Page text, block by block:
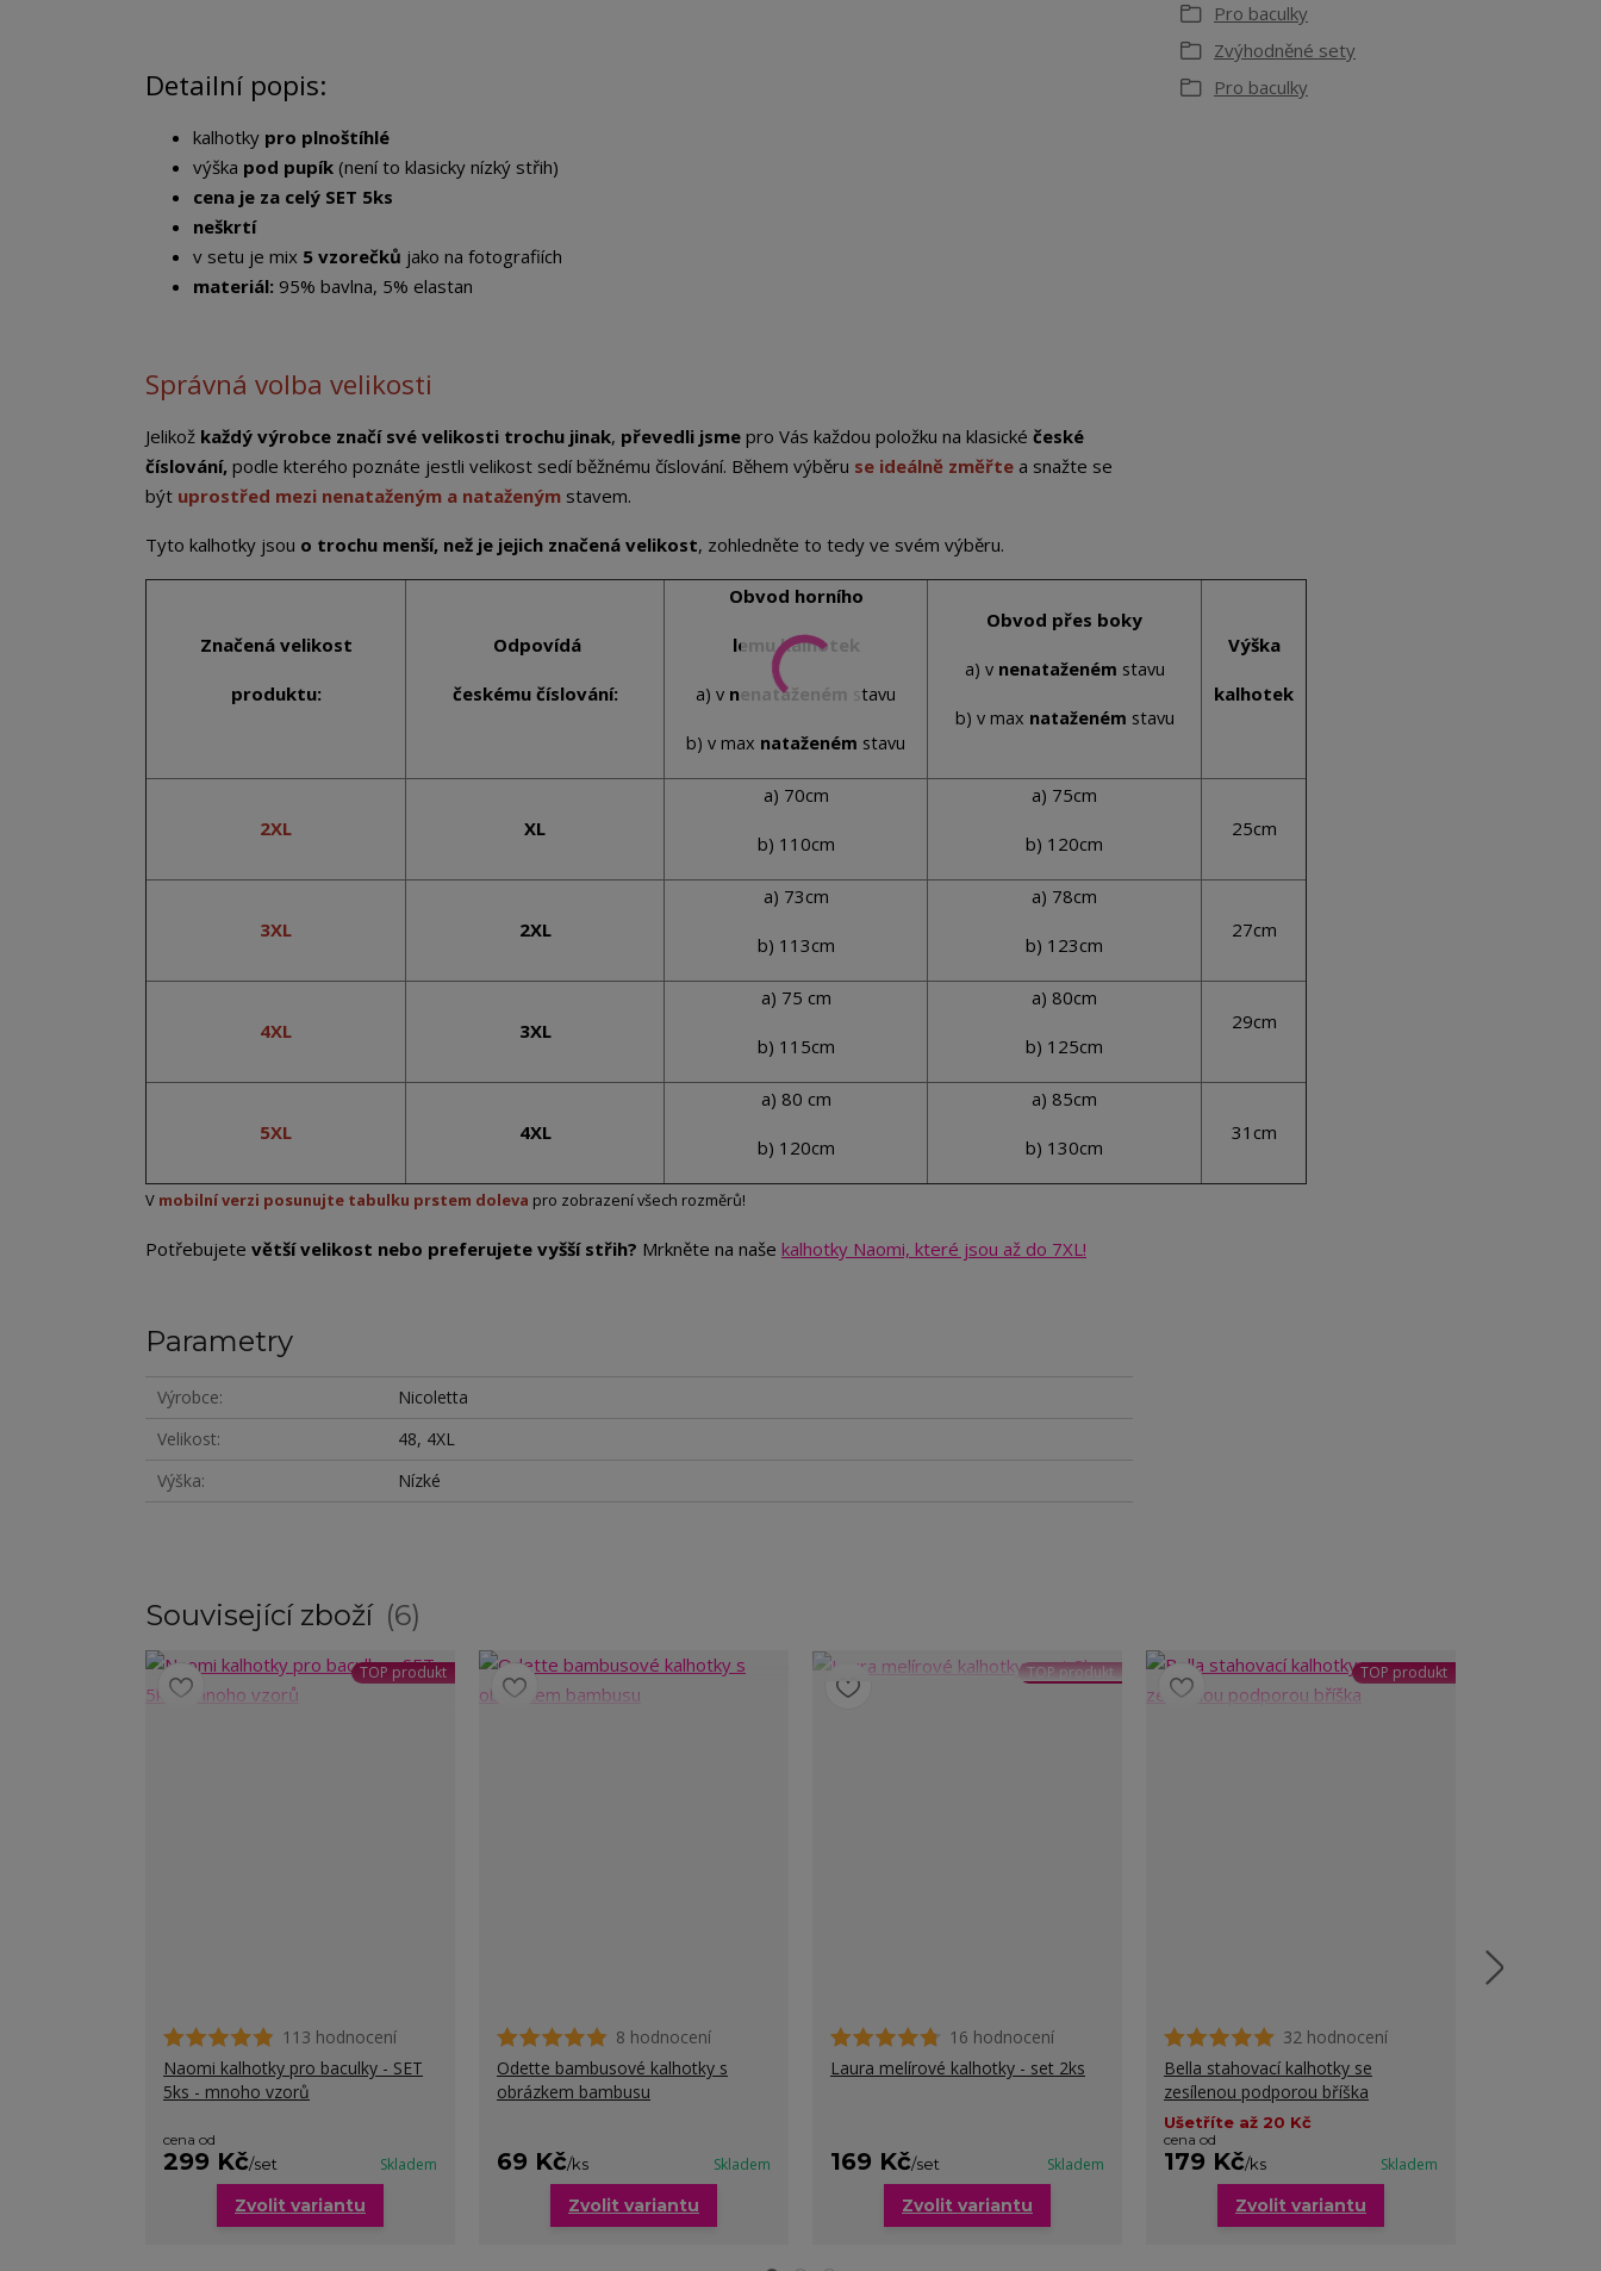
Detailní popis:
kalhotky pro plnoštíhlé
výška pod pupík (není to klasicky nízký střih)
cena je za celý SET 5ks
neškrtí
v setu je mix 5 vzorečků jako na fotografiích
materiál: 95% bavlna, 5% elastan
Správná volba velikosti
Jelikož každý výrobce značí své velikosti trochu jinak, převedli jsme pro Vás každou položku na klasické české
číslování, podle kterého poznáte jestli velikost sedí běžnému číslování. Během výběru se ideálně změřte a snažte se
být uprostřed mezi nenataženým a nataženým stavem.
Tyto kalhotky jsou o trochu menší, než je jejich značená velikost, zohledněte to tedy ve svém výběru.
Značená velikost
produktu:
Odpovídá
českému číslování:
Obvod horního
lemu kalhotek
a) v nenataženém stavu
b) v max nataženém stavu
Obvod přes boky
a) v nenataženém stavu
b) v max nataženém stavu
Výška
kalhotek
2XL XL
a) 70cm
b) 110cm
a) 75cm
b) 120cm
25cm
3XL 2XL
a) 73cm
b) 113cm
a) 78cm
b) 123cm
27cm
4XL 3XL
a) 75 cm
b) 115cm
a) 80cm
b) 125cm
29cm
5XL 4XL
a) 80 cm
b) 120cm
a) 85cm
b) 130cm
31cm
V mobilní verzi posunujte tabulku prstem doleva pro zobrazení všech rozměrů!
Potřebujete větší velikost nebo preferujete vyšší střih? Mrkněte na naše kalhotky Naomi, které jsou až do 7XL!
Parametry
Výrobce
Nicoletta
Velikost
48, 4XL
Výška
Nízké
Pro baculky
Zvýhodněné sety
Pro baculky
Související zboží 6
TOP produkt
113 hodnocení
Naomi kalhotky pro baculky - SET
5ks - mnoho vzorů
cena od
299 Kč/set Skladem
Zvolit variantu
8 hodnocení
Odette bambusové kalhotky s
obrázkem bambusu
69 Kč/ks Skladem
Zvolit variantu
TOP produkt
16 hodnocení
Laura melírové kalhotky - set 2ks
169 Kč/set Skladem
Zvolit variantu
TOP produkt
32 hodnocení
Bella stahovací kalhotky se
zesílenou podporou bříška
Ušetříte až 20 Kč
cena od
179 Kč/ks Skladem
Zvolit variantu